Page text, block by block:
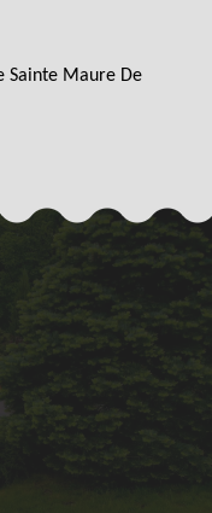
Sainte Maure De